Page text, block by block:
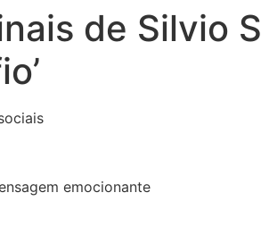
de Silvio
emocionante